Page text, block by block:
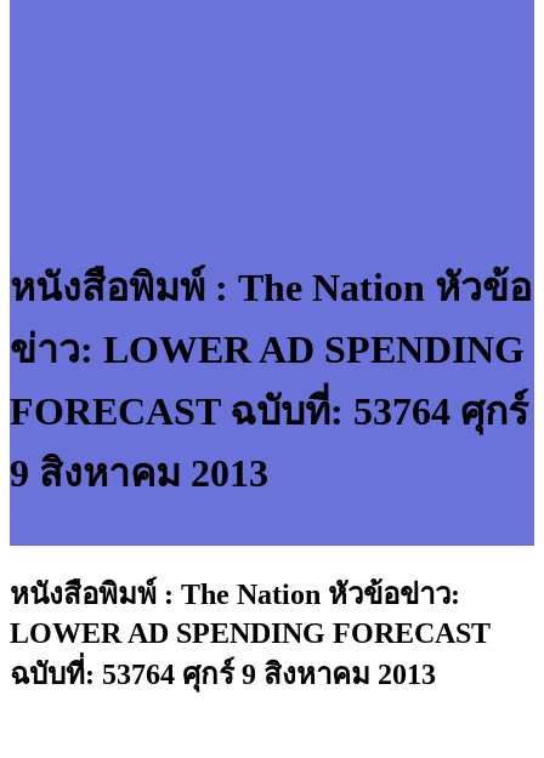
หนังสือพิมพ์ : The Nation หัวข้อ
ข่าว: LOWER AD SPENDING
FORECAST ฉบับที่: 53764 ศุกร์
9 สิงหาคม 2013
หนังสือพิมพ์ : The Nation หัวข้อข่าว:
LOWER AD SPENDING FORECAST
ฉบับที่: 53764 ศุกร์ 9 สิงหาคม 2013